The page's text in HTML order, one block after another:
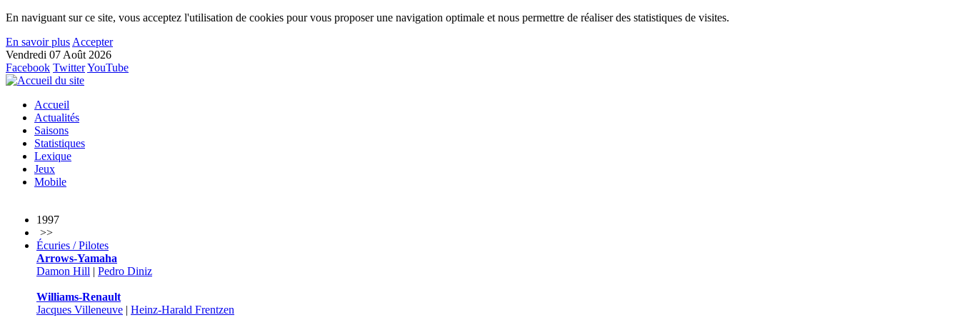
En naviguant sur ce site, vous acceptez l'utilisation de cookies pour vous proposer une navigation optimale et nous permettre de réaliser des statistiques de visites.
En savoir plus Accepter
Vendredi 07 Août 2026
Facebook TwitterYouTube
Accueil
Actualités
Saisons
Statistiques
Lexique
Jeux
Mobile
1997
>>
Écuries / Pilotes
Arrows-Yamaha
Damon Hill | Pedro Diniz
Williams-Renault
Jacques Villeneuve | Heinz-Harald Frentzen